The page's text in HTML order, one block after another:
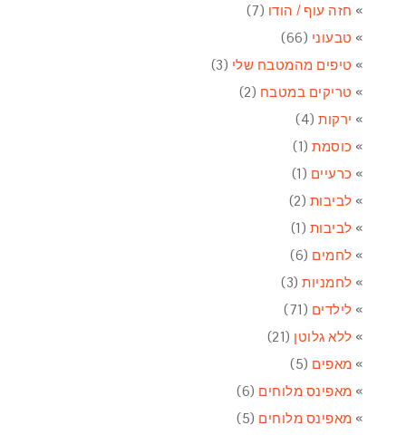
חזה עוף / הודו (7)
טבעוני (66)
טיפים מהמטבח שלי (3)
טריקים במטבח (2)
ירקות(4)
כוסמת(1)
כרעיים (1)
לביבות (2)
לביבות (1)
לחמים (6)
לחמניות(3)
לילדים (71)
ללא גלוטן (21)
מאפים (5)
מאפינס מלוחים (6)
מאפינס מלוחים (5)